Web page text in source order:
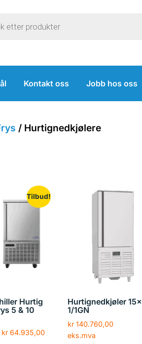
Kontakt oss Jobb hos oss
/ Hurtignedkjølere
Tilbud!
Hurtig
5 & 10
kr 64.935,00
Hurtignedkjøler 15x
1/1GN
kr140.760,00
eks.mva